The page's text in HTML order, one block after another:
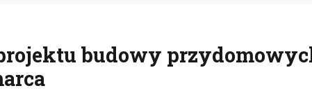
budowy